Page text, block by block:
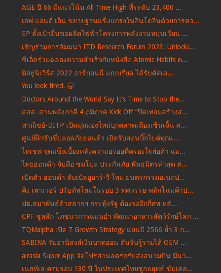
AGE ปี 66 มีแนวโน้ม All Time High ที่ระดับ 23,400 ...
เอฟ แอนด์ เอ็น ขยายฐานแข็งแกร่งในอินโดจีนด้วยการคว...
EP ตั้งเป้ายื่นขอผลิตไฟฟ้าโครงการพลังงานหมุนเวียน ...
เชิญร่วมการสัมมนา ITD Research Forum 2023: Unlocki...
ซีเอ็ดร่วมฉลองความสำเร็จกับหนังสือ Atomic Habits ด...
มิสยูนิเวิร์ส 2022 อาร์บอนนี่ แกเบรียล ได้รับคัดเล...
You look tired. 🥱
Doctors Around the World Say It’s Time to Stop the...
สสส. สานพลังภาคี 4 ภูมิภาค Kick Off “ปิดเทอมสร้างส...
พาณิชย์-DITP เปิดมุมมองใหม่บุกตลาดเมืองเซินเจิ้น ส...
ศูนย์ฝึกขับขี่ปลอดภัยฮอนด้า เปิดรับสอนบิ๊กไบค์ทุกแ...
ไทเชฟ จุดแข็งเบื้องหลังความอร่อยที่ครองใจพ่อค้า แม...
ไทยฮอนด้า จับมือ ซมโปะ ประกันภัย พันธมิตรล่าสุด ต่...
เปิดตัว ฮอนด้า ดับเบิลยูอาร์-วี ใหม่ ยนตรกรรมอเนกป...
คิง เพาเวอร์ ปรับทัพใหม่ในรอบ 3 ทศวรรษ พลิกโฉมค้าป...
ปธ.สมาพันธ์ค้าสลากฯ กระทุ้งรัฐ ต้องรออีกกี่ศพ หลั...
CPF ชูหลัก โภชนาการแม่นยำ พัฒนาอาหารสัตว์รักษ์โลก ...
TQMalpha เปิด 7 Growth Strategy แผนปี 2566 ย้ำ 3 ก...
SABINA รับอานิสงส์เงินบาทอ่อน ดันรับรู้รายได้ OEM ...
airasia Super App จัดโปรส่วนลดรถรับส่งสนามบิน มีนา...
เนสท์เล่ ครบรอบ 130 ปี ในประเทศไทยชูกลยุทธ์ ขับเคล...